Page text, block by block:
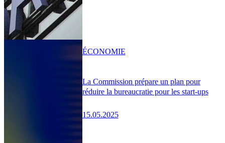
La Commission prépare un plan pour
réduire la bureaucratie pour les start-ups
15.05.2025
ÉCONOMIE